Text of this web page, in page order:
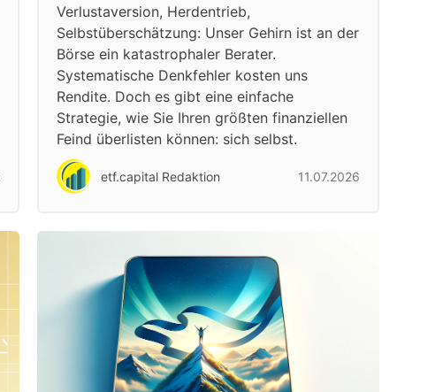
Verlustaversion, Herdentrieb,
Selbstüberschätzung: Unser Gehirn ist an der
Börse ein katastrophaler Berater.
Systematische Denkfehler kosten uns
Rendite. Doch es gibt eine einfache
Strategie, wie Sie Ihren größten finanziellen
Feind überlisten können: sich selbst.
etf.capital Redaktion 11.07.2026